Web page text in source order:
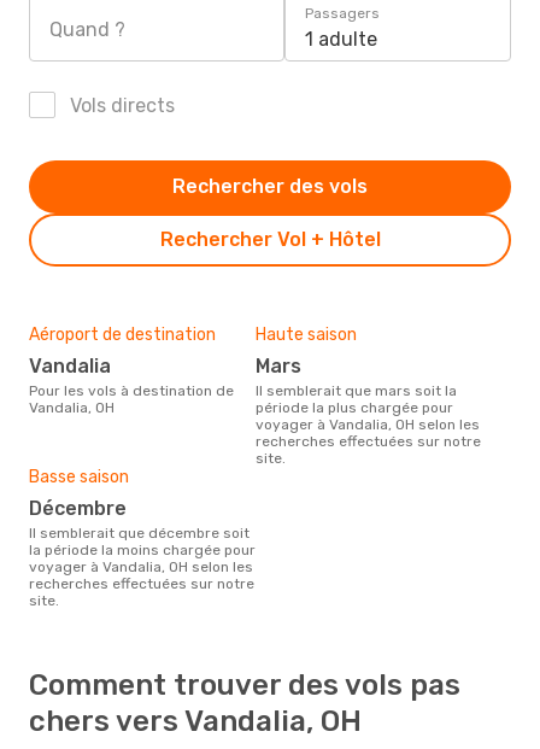
Quand ?
Passagers
1 adulte
Vols directs
Rechercher Vol + Hôtel
Rechercher des vols
Aéroport de destination
Vandalia
Pour les vols à destination de
Vandalia, OH
Haute saison
mars
Il semblerait que mars soit la
période la plus chargée pour
voyager à Vandalia, OH selon les
recherches effectuées sur notre
site.
Basse saison
décembre
Il semblerait que décembre soit
la période la moins chargée pour
voyager à Vandalia, OH selon les
recherches effectuées sur notre
site.
Comment trouver des vols pas
chers vers Vandalia, OH